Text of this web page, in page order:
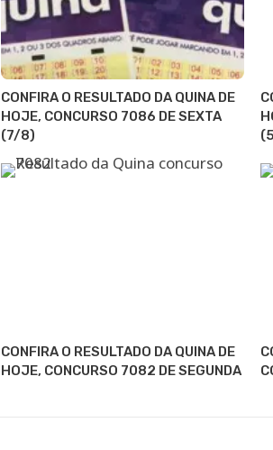
CONFIRA O RESULTADO DA QUINA DE
HOJE, CONCURSO 7086 DE SEXTA
(7/8)
CONFIRA O RESULTADO DA QUINA DE
HOJE, CONCURSO 7082 DE SEGUNDA